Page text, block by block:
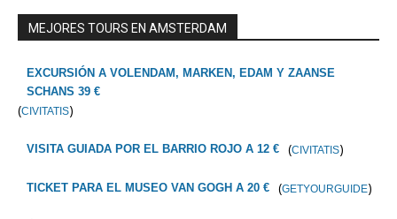
MEJORES TOURS EN AMSTERDAM
EXCURSIÓN A VOLENDAM, MARKEN, EDAM Y ZAANSE
SCHANS 39 €
(CIVITATIS)
VISITA GUIADA POR EL BARRIO ROJO A 12 € (CIVITATIS)
TICKET PARA EL MUSEO VAN GOGH A 20 € (GETYOURGUIDE)